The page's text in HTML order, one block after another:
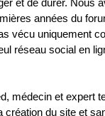
années du
vécu uniquement
réseau social en
médecin et expert
du site et